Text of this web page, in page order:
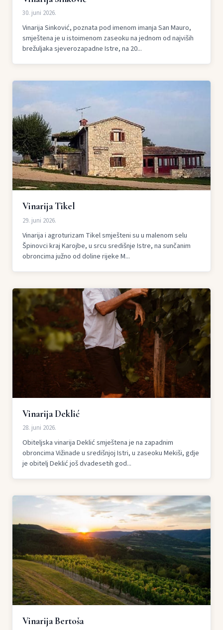
30. juni 2026.
Vinarija Sinković, poznata pod imenom imanja San Mauro,
smještena je u istoimenom zaseoku na jednom od najviših
brežuljaka sjeverozapadne Istre, na 20...
Vinarija Tikel
29. juni 2026.
Vinarija i agroturizam Tikel smješteni su u malenom selu
Špinovci kraj Karojbe, u srcu središnje Istre, na sunčanim
obroncima južno od doline rijeke M...
Vinarija Deklić
28. juni 2026.
Obiteljska vinarija Deklić smještena je na zapadnim
obroncima Vižinade u središnjoj Istri, u zaseoku Mekiši, gdje
je obitelj Deklić još dvadesetih god...
Vinarija Bertoša